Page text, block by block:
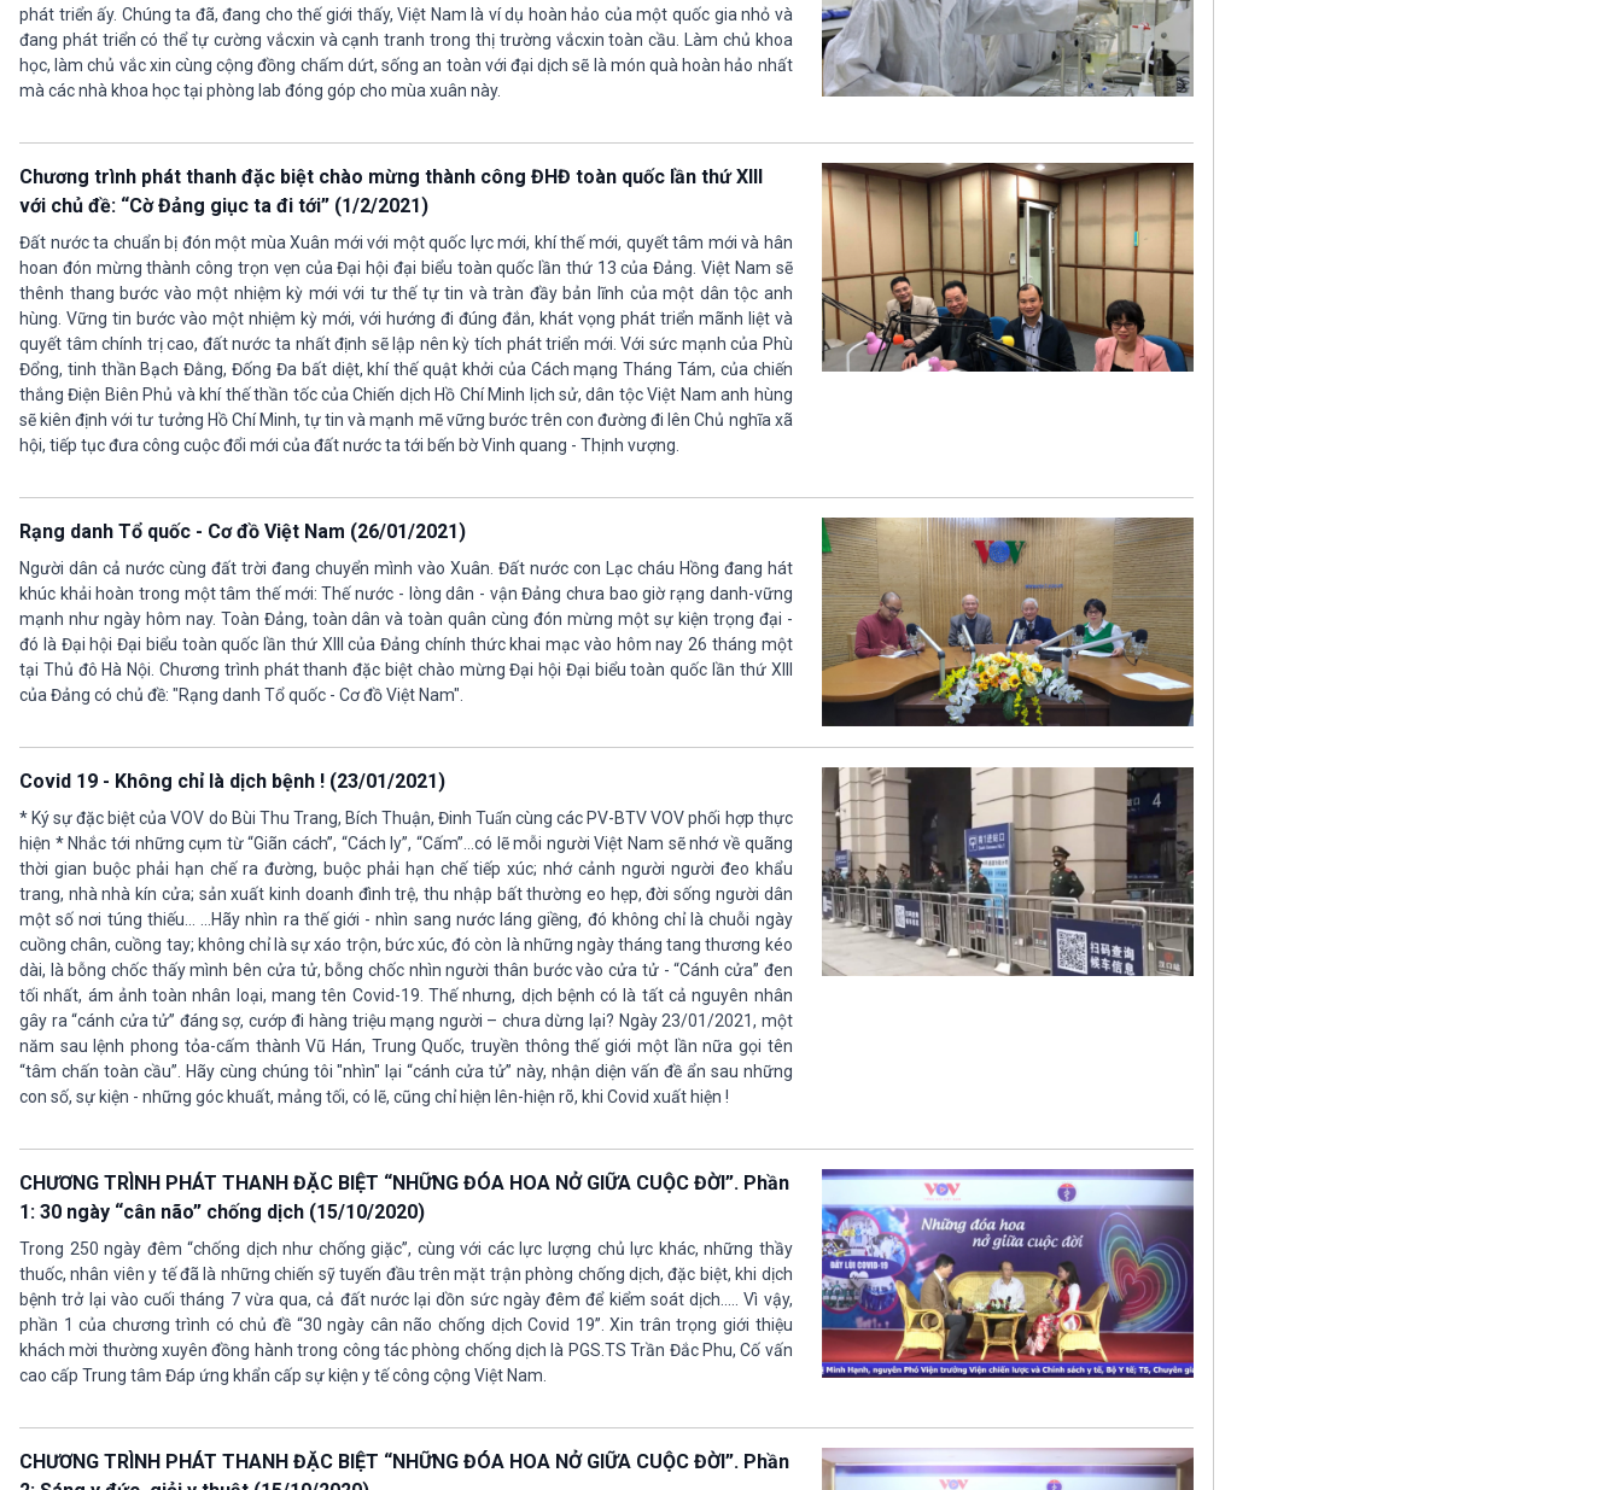
phát triển ấy. Chúng ta đã, đang cho thế giới thấy, Việt Nam là ví dụ hoàn hảo của một quốc gia nhỏ và
đang phát triển có thể tự cường vắcxin và cạnh tranh trong thị trường vắcxin toàn cầu. Làm chủ khoa
học, làm chủ vắc xin cùng cộng đồng chấm dứt, sống an toàn với đại dịch sẽ là món quà hoàn hảo nhất
mà các nhà khoa học tại phòng lab đóng góp cho mùa xuân này.
Chương trình phát thanh đặc biệt chào mừng thành công ĐHĐ toàn quốc lần thứ XIII
với chủ đề: “Cờ Đảng giục ta đi tới” (1/2/2021)
Đất nước ta chuẩn bị đón một mùa Xuân mới với một quốc lực mới, khí thế mới, quyết tâm mới và hân
hoan đón mừng thành công trọn vẹn của Đại hội đại biểu toàn quốc lần thứ 13 của Đảng. Việt Nam sẽ
thênh thang bước vào một nhiệm kỳ mới với tư thế tự tin và tràn đầy bản lĩnh của một dân tộc anh
hùng. Vững tin bước vào một nhiệm kỳ mới, với hướng đi đúng đắn, khát vọng phát triển mãnh liệt và
quyết tâm chính trị cao, đất nước ta nhất định sẽ lập nên kỳ tích phát triển mới. Với sức mạnh của Phù
Đổng, tinh thần Bạch Đằng, Đống Đa bất diệt, khí thế quật khởi của Cách mạng Tháng Tám, của chiến
thắng Điện Biên Phủ và khí thế thần tốc của Chiến dịch Hồ Chí Minh lịch sử, dân tộc Việt Nam anh hùng
sẽ kiên định với tư tưởng Hồ Chí Minh, tự tin và mạnh mẽ vững bước trên con đường đi lên Chủ nghĩa xã
hội, tiếp tục đưa công cuộc đổi mới của đất nước ta tới bến bờ Vinh quang - Thịnh vượng.
Rạng danh Tổ quốc - Cơ đồ Việt Nam (26/01/2021)
Người dân cả nước cùng đất trời đang chuyển mình vào Xuân. Đất nước con Lạc cháu Hồng đang hát
khúc khải hoàn trong một tâm thế mới: Thế nước - lòng dân - vận Đảng chưa bao giờ rạng danh-vững
mạnh như ngày hôm nay. Toàn Đảng, toàn dân và toàn quân cùng đón mừng một sự kiện trọng đại -
đó là Đại hội Đại biểu toàn quốc lần thứ XIII của Đảng chính thức khai mạc vào hôm nay 26 tháng một
tại Thủ đô Hà Nội. Chương trình phát thanh đặc biệt chào mừng Đại hội Đại biểu toàn quốc lần thứ XIII
của Đảng có chủ đề: "Rạng danh Tổ quốc - Cơ đồ Việt Nam".
Covid 19 - Không chỉ là dịch bệnh ! (23/01/2021)
* Ký sự đặc biệt của VOV do Bùi Thu Trang, Bích Thuận, Đinh Tuấn cùng các PV-BTV VOV phối hợp thực
hiện * Nhắc tới những cụm từ “Giãn cách”, “Cách ly”, “Cấm”…có lẽ mỗi người Việt Nam sẽ nhớ về quãng
thời gian buộc phải hạn chế ra đường, buộc phải hạn chế tiếp xúc; nhớ cảnh người người đeo khẩu
trang, nhà nhà kín cửa; sản xuất kinh doanh đình trệ, thu nhập bất thường eo hẹp, đời sống người dân
một số nơi túng thiếu... ...Hãy nhìn ra thế giới - nhìn sang nước láng giềng, đó không chỉ là chuỗi ngày
cuồng chân, cuồng tay; không chỉ là sự xáo trộn, bức xúc, đó còn là những ngày tháng tang thương kéo
dài, là bỗng chốc thấy mình bên cửa tử, bỗng chốc nhìn người thân bước vào cửa tử - “Cánh cửa” đen
tối nhất, ám ảnh toàn nhân loại, mang tên Covid-19. Thế nhưng, dịch bệnh có là tất cả nguyên nhân
gây ra “cánh cửa tử” đáng sợ, cướp đi hàng triệu mạng người – chưa dừng lại? Ngày 23/01/2021, một
năm sau lệnh phong tỏa-cấm thành Vũ Hán, Trung Quốc, truyền thông thế giới một lần nữa gọi tên
“tâm chấn toàn cầu”. Hãy cùng chúng tôi "nhìn" lại “cánh cửa tử” này, nhận diện vấn đề ẩn sau những
con số, sự kiện - những góc khuất, mảng tối, có lẽ, cũng chỉ hiện lên-hiện rõ, khi Covid xuất hiện !
CHƯƠNG TRÌNH PHÁT THANH ĐẶC BIỆT “NHỮNG ĐÓA HOA NỞ GIỮA CUỘC ĐỜI”. Phần
1: 30 ngày “cân não” chống dịch (15/10/2020)
Trong 250 ngày đêm “chống dịch như chống giặc”, cùng với các lực lượng chủ lực khác, những thầy
thuốc, nhân viên y tế đã là những chiến sỹ tuyến đầu trên mặt trận phòng chống dịch, đặc biệt, khi dịch
bệnh trở lại vào cuối tháng 7 vừa qua, cả đất nước lại dồn sức ngày đêm để kiểm soát dịch..... Vì vậy,
phần 1 của chương trình có chủ đề “30 ngày cân não chống dịch Covid 19”. Xin trân trọng giới thiệu
khách mời thường xuyên đồng hành trong công tác phòng chống dịch là PGS.TS Trần Đắc Phu, Cố vấn
cao cấp Trung tâm Đáp ứng khẩn cấp sự kiện y tế công cộng Việt Nam.
CHƯƠNG TRÌNH PHÁT THANH ĐẶC BIỆT “NHỮNG ĐÓA HOA NỞ GIỮA CUỘC ĐỜI”. Phần